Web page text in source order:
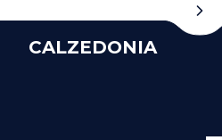
CALZEDONIA